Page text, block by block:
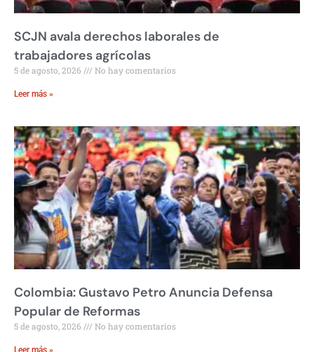
SCJN avala derechos laborales de
trabajadores agrícolas
5 de agosto, 2026 No hay comentarios
Leer más »
Colombia: Gustavo Petro Anuncia Defensa
Popular de Reformas
5 de agosto, 2026 No hay comentarios
Leer más »